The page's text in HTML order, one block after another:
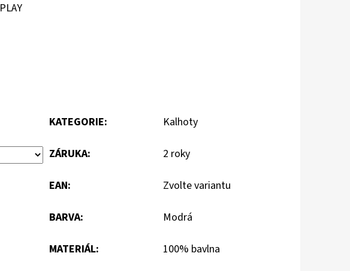
KATEGORIE: Kalhoty
ZÁRUKA: 2 roky
EAN: Zvolte variantu
BARVA: Modrá
MATERIÁL: 100% bavlna